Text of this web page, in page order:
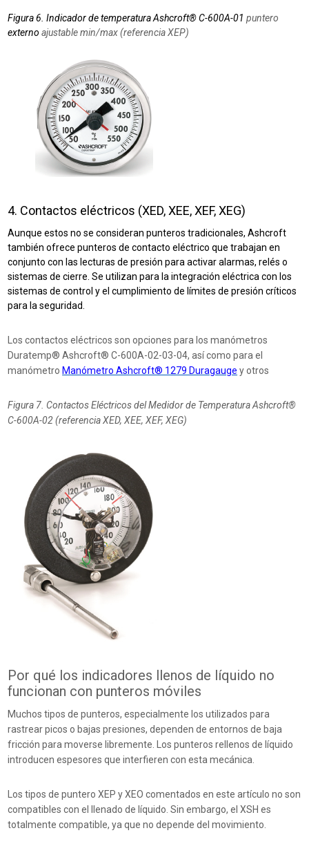
Figura 6. Indicador de temperatura Ashcroft® C-600A-01puntero
externoajustable min/max (referencia XEP)
4. Contactos eléctricos (XED, XEE, XEF, XEG)
Aunque estos no se consideran punteros tradicionales, Ashcroft
también ofrece punteros de contacto eléctrico que trabajan en
conjunto con las lecturas de presión para activar alarmas, relés o
sistemas de cierre. Se utilizan para la integración eléctrica con los
sistemas de control y el cumplimiento de límites de presión críticos
para la seguridad.
Los contactos eléctricos son opciones para los manómetros
Duratemp® Ashcroft® C-600A-02-03-04, así como para el
manómetro Manómetro Ashcroft® 1279 Duragauge y otros
Figura 7. Contactos Eléctricos del Medidor de Temperatura Ashcroft®
C-600A-02 (referencia XED, XEE, XEF, XEG)
Por qué los indicadores llenos de líquido no
funcionan con punteros móviles
Muchos tipos de punteros, especialmente los utilizados para
rastrear picos o bajas presiones, dependen de entornos de baja
fricción para moverse libremente. Los punteros rellenos de líquido
introducen espesores que interfieren con esta mecánica.
Los tipos de puntero XEP y XEO comentados en este artículo no son
compatibles con el llenado de líquido. Sin embargo, el XSH es
totalmente compatible, ya que no depende del movimiento.